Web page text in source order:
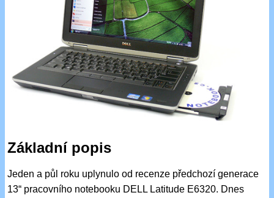
Základní popis
Jeden a půl roku uplynulo od recenze předchozí generace
13“ pracovního notebooku DELL Latitude E6320. Dnes